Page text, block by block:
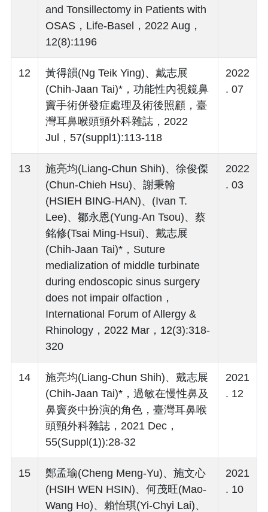
and Tonsillectomy in Patients with
OSAS，Life-Basel，2022 Aug，
12(8):1196
12
黃得韻(Ng Teik Ying)、戴志展
(Chih-Jaan Tai)*，功能性內視鏡鼻
竇手術併發症處理及術後照顧，臺
灣耳鼻喉頭頸外科雜誌，2022
Jul，57(suppl1):113-118
2022
. 07
13
施亮均(Liang-Chun Shih)、徐俊傑
(Chun-Chieh Hsu)、謝秉翰
(HSIEH BING-HAN)、(Ivan T.
Lee)、鄒永恩(Yung-An Tsou)、蔡
銘修(Tsai Ming-Hsui)、戴志展
(Chih-Jaan Tai)*，Suture
medialization of middle turbinate
during endoscopic sinus surgery
does not impair olfaction，
International Forum of Allergy &
Rhinology，2022 Mar，12(3):318-
320
2022
. 03
14
施亮均(Liang-Chun Shih)、戴志展
(Chih-Jaan Tai)*，過敏在慢性鼻及
鼻竇炎中扮演的角色，臺灣耳鼻喉
頭頸外科雜誌，2021 Dec，
55(Suppl(1)):28-32
2021
. 12
15
鄭孟瑜(Cheng Meng-Yu)、施文心
(HSIH WEN HSIN)、何茂旺(Mao-
Wang Ho)、賴怡琪(Yi-Chyi Lai)、
2021
. 10